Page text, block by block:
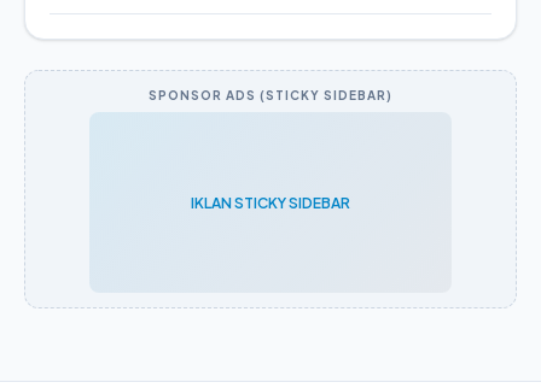
SPONSOR ADS (STICKY SIDEBAR)
IKLAN STICKY SIDEBAR